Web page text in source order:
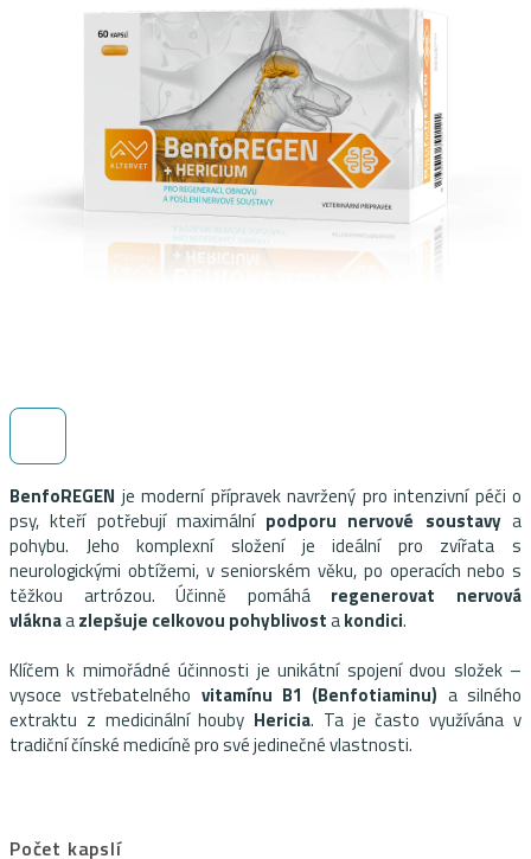
BenfoREGEN je moderní přípravek navržený pro intenzivní péči o
psy, kteří potřebují maximálnípodporu nervové soustavya
pohybu. Jeho komplexní složení je ideální pro zvířata s
neurologickými obtížemi, v seniorském věku, po operacích nebo s
těžkou artrózou. Účinně pomáhá regenerovat nervová
vláknaazlepšuje celkovou pohyblivostakondici.
Klíčem k mimořádné účinnosti je unikátní spojení dvou složek –
vysoce vstřebatelného vitamínu B1 (Benfotiaminu) a silného
extraktu z medicinální houby Hericia. Ta je často využívána v
tradiční čínské medicíně pro své jedinečné vlastnosti.
Počet kapslí